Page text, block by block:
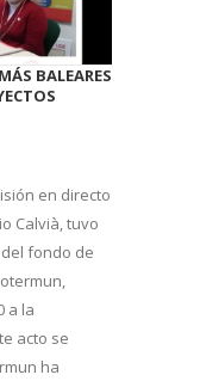
BALEARES
en directo
Calvià, tuvo
fondo de
a la
acto se
ha